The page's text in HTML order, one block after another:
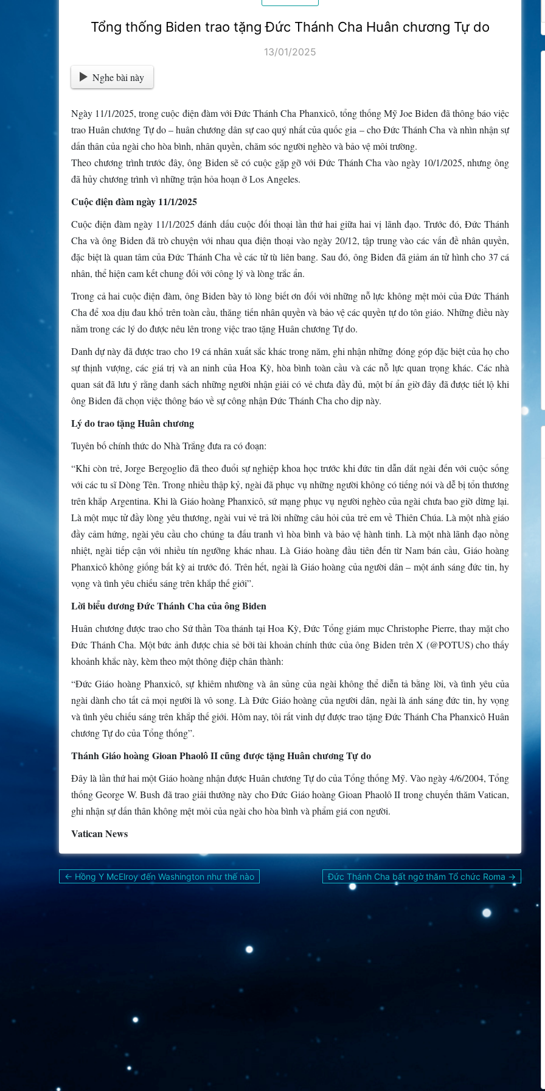
Tổng thống Biden trao tặng Đức Thánh Cha Huân chương Tự do
13/01/2025
Nghe bài này
Ngày 11/1/2025, trong cuộc điện đàm với Đức Thánh Cha Phanxicô, tổng thống Mỹ Joe Biden đã thông báo việc
trao Huân chương Tự do – huân chương dân sự cao quý nhất của quốc gia – cho Đức Thánh Cha và nhìn nhận sự
dấn thân của ngài cho hòa bình, nhân quyền, chăm sóc người nghèo và bảo vệ môi trường.
Theo chương trình trước đây, ông Biden sẽ có cuộc gặp gỡ với Đức Thánh Cha vào ngày 10/1/2025, nhưng ông
đã hủy chương trình vì những trận hỏa hoạn ở Los Angeles.
Cuộc điện đàm ngày 11/1/2025
Cuộc điện đàm ngày 11/1/2025 đánh dấu cuộc đối thoại lần thứ hai giữa hai vị lãnh đạo. Trước đó, Đức Thánh
Cha và ông Biden đã trò chuyện với nhau qua điện thoại vào ngày 20/12, tập trung vào các vấn đề nhân quyền,
đặc biệt là quan tâm của Đức Thánh Cha về các tử tù liên bang. Sau đó, ông Biden đã giảm án tử hình cho 37 cá
nhân, thể hiện cam kết chung đối với công lý và lòng trắc ẩn.
Trong cả hai cuộc điện đàm, ông Biden bày tỏ lòng biết ơn đối với những nỗ lực không mệt mỏi của Đức Thánh
Cha để xoa dịu đau khổ trên toàn cầu, thăng tiến nhân quyền và bảo vệ các quyền tự do tôn giáo. Những điều này
nằm trong các lý do được nêu lên trong việc trao tặng Huân chương Tự do.
Danh dự này đã được trao cho 19 cá nhân xuất sắc khác trong năm, ghi nhận những đóng góp đặc biệt của họ cho
sự thịnh vượng, các giá trị và an ninh của Hoa Kỳ, hòa bình toàn cầu và các nỗ lực quan trọng khác. Các nhà
quan sát đã lưu ý rằng danh sách những người nhận giải có vẻ chưa đầy đủ, một bí ẩn giờ đây đã được tiết lộ khi
ông Biden đã chọn việc thông báo về sự công nhận Đức Thánh Cha cho dịp này.
Lý do trao tặng Huân chương
Tuyên bố chính thức do Nhà Trắng đưa ra có đoạn:
“Khi còn trẻ, Jorge Bergoglio đã theo đuổi sự nghiệp khoa học trước khi đức tin dẫn dắt ngài đến với cuộc sống
với các tu sĩ Dòng Tên. Trong nhiều thập kỷ, ngài đã phục vụ những người không có tiếng nói và dễ bị tổn thương
trên khắp Argentina. Khi là Giáo hoàng Phanxicô, sứ mạng phục vụ người nghèo của ngài chưa bao giờ dừng lại.
Là một mục tử đầy lòng yêu thương, ngài vui vẻ trả lời những câu hỏi của trẻ em về Thiên Chúa. Là một nhà giáo
đầy cảm hứng, ngài yêu cầu cho chúng ta đấu tranh vì hòa bình và bảo vệ hành tinh. Là một nhà lãnh đạo nồng
nhiệt, ngài tiếp cận với nhiều tín ngưỡng khác nhau. Là Giáo hoàng đầu tiên đến từ Nam bán cầu, Giáo hoàng
Phanxicô không giống bất kỳ ai trước đó. Trên hết, ngài là Giáo hoàng của người dân – một ánh sáng đức tin, hy
vọng và tình yêu chiếu sáng trên khắp thế giới”.
Lời biểu dương Đức Thánh Cha của ông Biden
Huân chương được trao cho Sứ thần Tòa thánh tại Hoa Kỳ, Đức Tổng giám mục Christophe Pierre, thay mặt cho
Đức Thánh Cha. Một bức ảnh được chia sẻ bởi tài khoản chính thức của ông Biden trên X (@POTUS) cho thấy
khoảnh khắc này, kèm theo một thông điệp chân thành:
“Đức Giáo hoàng Phanxicô, sự khiêm nhường và ân sủng của ngài không thể diễn tả bằng lời, và tình yêu của
ngài dành cho tất cả mọi người là vô song. Là Đức Giáo hoàng của người dân, ngài là ánh sáng đức tin, hy vọng
và tình yêu chiếu sáng trên khắp thế giới. Hôm nay, tôi rất vinh dự được trao tặng Đức Thánh Cha Phanxicô Huân
chương Tự do của Tổng thống”.
Thánh Giáo hoàng Gioan Phaolô II cũng được tặng Huân chương Tự do
Đây là lần thứ hai một Giáo hoàng nhận được Huân chương Tự do của Tổng thống Mỹ. Vào ngày 4/6/2004, Tổng
thống George W. Bush đã trao giải thưởng này cho Đức Giáo hoàng Gioan Phaolô II trong chuyến thăm Vatican,
ghi nhận sự dấn thân không mệt mỏi của ngài cho hòa bình và phẩm giá con người.
Vatican News
Điều
hướng
← Hồng Y McElroy đến Washington như thế nào Đức Thánh Cha bất ngờ thăm Tổ chức Roma →